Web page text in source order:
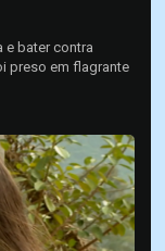
e bater contra
preso em flagrante